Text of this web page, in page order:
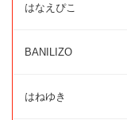
はなえぴこ
BANILIZO
はねゆき